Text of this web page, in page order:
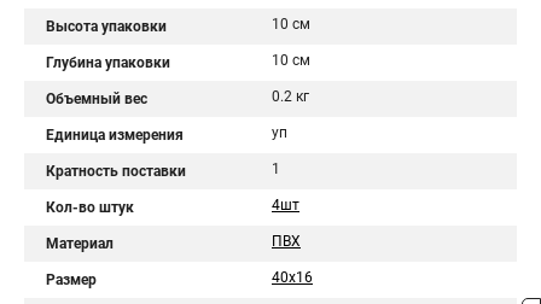
Высота упаковки 10 см
Глубина упаковки 10 см
Объемный вес 0.2 кг
Единица измерения уп
Кратность поставки 1
Кол-во штук 4шт
Материал ПВХ
Размер 40х16